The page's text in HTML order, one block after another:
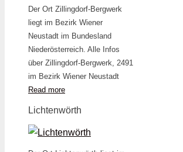
Der Ort Zillingdorf-Bergwerk
liegt im Bezirk Wiener
Neustadt im Bundesland
Niederösterreich. Alle Infos
über Zillingdorf-Bergwerk, 2491
im Bezirk Wiener Neustadt
Read more
Lichtenwörth